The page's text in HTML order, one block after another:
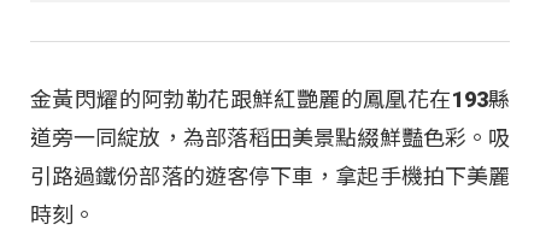
金黃閃耀的阿勃勒花跟鮮紅艷麗的鳳凰花在193縣
道旁一同綻放，為部落稻田美景點綴鮮豔色彩。吸
引路過鐵份部落的遊客停下車，拿起手機拍下美麗
時刻。